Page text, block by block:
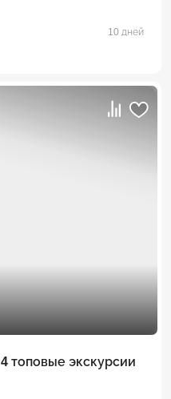
10 дней
топовые экскурсии